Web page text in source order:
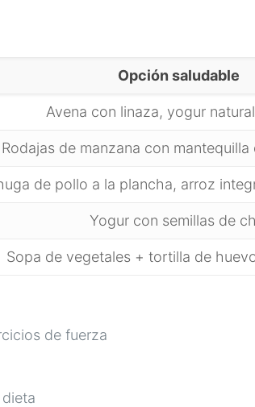
Opción saludable
Avena con linaza, yogur
Rodajas de manzana con mantequilla
de pollo a la plancha, arroz
Yogur con semillas de
Sopa de vegetales + tortilla de
de fuerza